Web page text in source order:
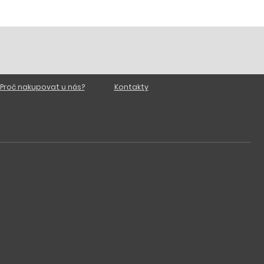
Proč nakupovat u nás? Kontakty